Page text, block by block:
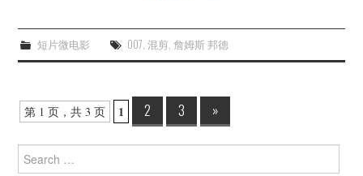
短片微电影 007 混剪 詹姆斯·邦德
Post
navigation
第 1 页，共 3 页 1 2 3 »
for: